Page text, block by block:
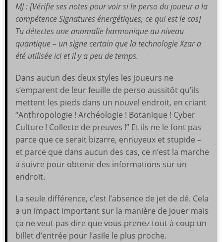
MJ :[Vérifie ses notes pour voir si le perso du joueur a la
compétence Signatures énergétiques, ce qui est le cas]
Tu détectes une anomalie harmonique au niveau
quantique – un signe certain que la technologie Xzar a
été utilisée ici et il y a peu de temps.
Dans aucun des deux styles les joueurs ne
s’emparent de leur feuille de perso aussitôt qu’ils
mettent les pieds dans un nouvel endroit, en criant
“Anthropologie ! Archéologie ! Botanique ! Cyber
Culture ! Collecte de preuves !” Et ils ne le font pas
parce que ce serait bizarre, ennuyeux et stupide –
et parce que dans aucun des cas, ce n’est la marche
à suivre pour obtenir des informations sur un
endroit.
La seule différence, c’est l’absence de jet de dé. Cela
a un impact important sur la manière de jouer mais
ça ne veut pas dire que vous prenez tout à coup un
billet d’entrée pour l’asile le plus proche.